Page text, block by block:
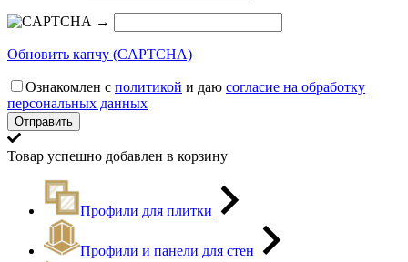
→
Обновить капчу (CAPTCHA)
Ознакомлен с политикой и даю согласие на обработку
персональных данных
Товар успешно добавлен в корзину
Профили для плитки
Профили и панели для стен